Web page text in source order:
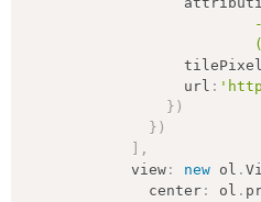
                  url
:
} )
} )
,
            view
: new ol .
              center
: ol .